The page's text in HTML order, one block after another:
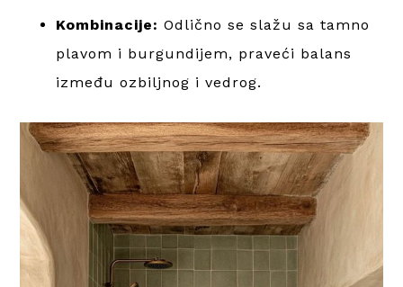
Kombinacije: Odlično se slažu sa tamno
plavom i burgundijem, praveći balans
između ozbiljnog i vedrog.